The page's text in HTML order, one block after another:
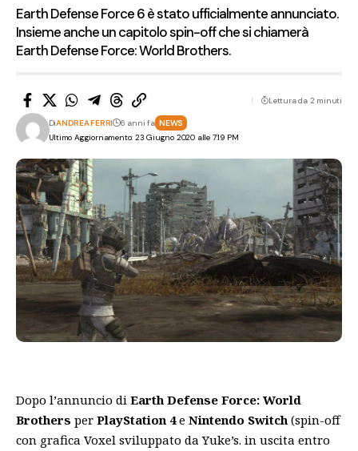
Earth Defense Force 6 è stato ufficialmente annunciato.
Insieme anche un capitolo spin-off che si chiamerà
Earth Defense Force: World Brothers.
Ultimo Aggiornamento: 23 Giugno 2020 alle 7:19 PM
DiANDREA FERRI 6 anni fa NEWS
Lettura da 2 minuti
Dopo l’annuncio di Earth Defense Force: World
Brothers per PlayStation 4e Nintendo Switch (spin-off
con grafica Voxel sviluppato da Yuke’s. in uscita entro